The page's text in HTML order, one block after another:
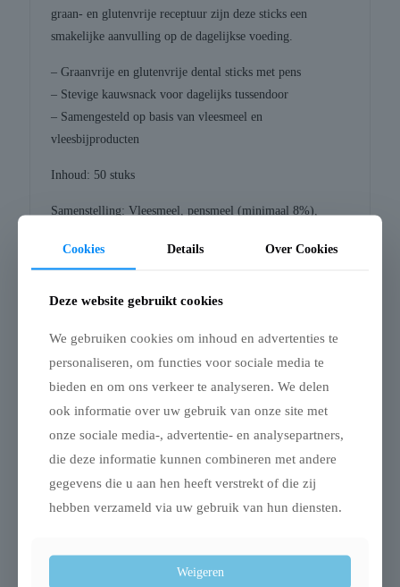
graan- en glutenvrije receptuur zijn deze sticks een
smakelijke aanvulling op de dagelijkse voeding.
– Graanvrije en glutenvrije dental sticks met pens
– Stevige kauwsnack voor dagelijks tussendoor
– Samengesteld op basis van vleesmeel en
vleesbijproducten
Inhoud: 50 stuks
Samenstelling: Vleesmeel, pensmeel (minimaal 8%),
Analytische bestanddelen: Ruw eiwit 47,6%, ruw vet
Gerelateerde producten
Cookies Details Over Cookies
Deze website gebruikt cookies
We gebruiken cookies om inhoud en advertenties te
personaliseren, om functies voor sociale media te
bieden en om ons verkeer te analyseren. We delen
ook informatie over uw gebruik van onze site met
onze sociale media-, advertentie- en analysepartners,
die deze informatie kunnen combineren met andere
gegevens die u aan hen heeft verstrekt of die zij
hebben verzameld via uw gebruik van hun diensten.
Weigeren